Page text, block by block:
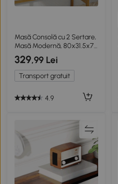
Masă Consolă cu 2 Sertare,
Masă Modernă, 80x31.5x75
cm, Alb
329,99 Lei
Transport gratuit
4.9